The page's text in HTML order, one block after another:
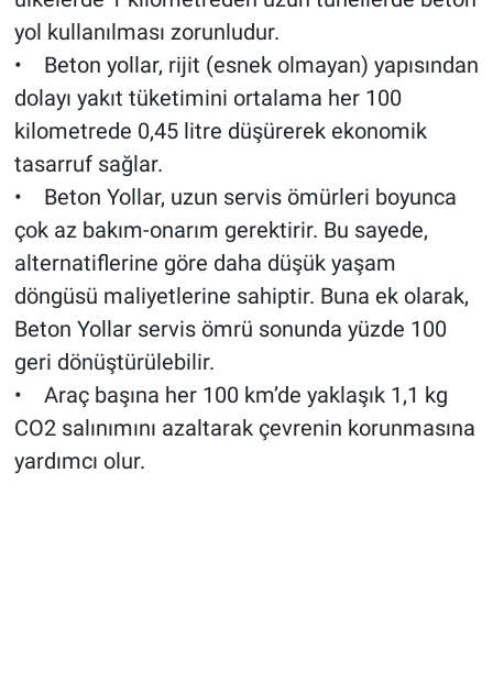
yol kullanılması zorunludur.
• Beton yollar, rijit (esnek olmayan) yapısından
dolayı yakıt tüketimini ortalama her 100
kilometrede 0,45 litre düşürerek ekonomik
tasarruf sağlar.
• Beton Yollar, uzun servis ömürleri boyunca
çok az bakım-onarım gerektirir. Bu sayede,
alternatiflerine göre daha düşük yaşam
döngüsü maliyetlerine sahiptir. Buna ek olarak,
Beton Yollar servis ömrü sonunda yüzde 100
geri dönüştürülebilir.
• Araç başına her 100 km’de yaklaşık 1,1 kg
CO2 salınımını azaltarak çevrenin korunmasına
yardımcı olur.